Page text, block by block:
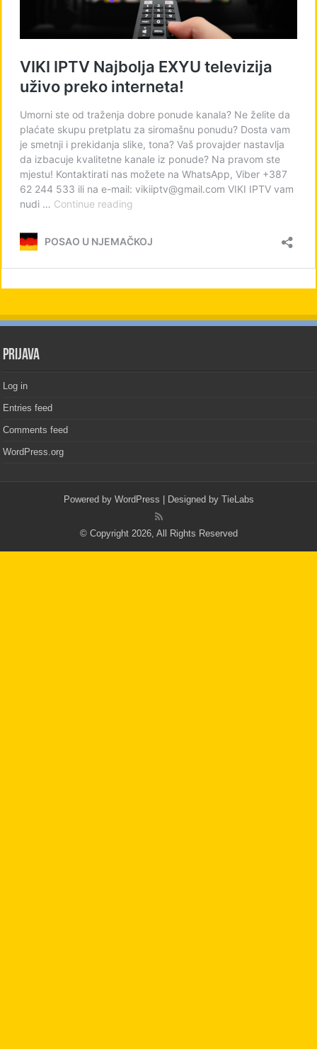
PRIJAVA
Log in
Entries feed
Comments feed
WordPress.org
Powered by WordPress | Designed by TieLabs
© Copyright 2026, All Rights Reserved